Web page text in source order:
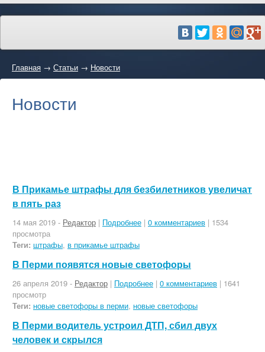
Главная → Статьи → Новости
Новости
В Прикамье штрафы для безбилетников увеличат
в пять раз
14 мая 2019 - Редактор | Подробнее | 0 комментариев | 1534
просмотра
Теги: штрафы, в прикамье штрафы
В Перми появятся новые светофоры
26 апреля 2019 - Редактор | Подробнее | 0 комментариев | 1641
просмотр
Теги: новые светофоры в перми, новые светофоры
В Перми водитель устроил ДТП, сбил двух
человек и скрылся